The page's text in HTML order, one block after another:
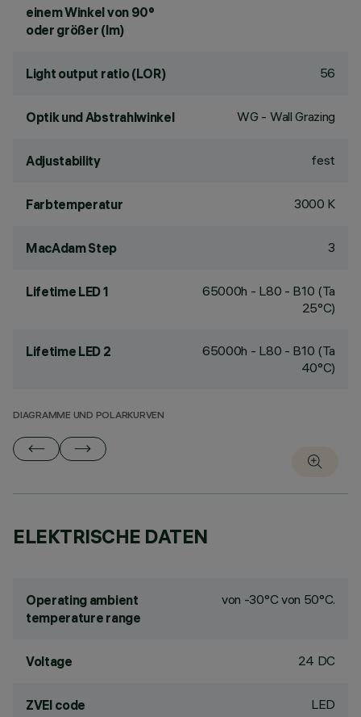
einem Winkel von 90°
oder größer (lm)
Light output ratio (LOR) 56
Optik und Abstrahlwinkel WG - Wall Grazing
Adjustability fest
Farbtemperatur 3000 K
MacAdam Step 3
Lifetime LED 1
65000h - L80 - B10 (Ta
25°C)
Lifetime LED 2
65000h - L80 - B10 (Ta
40°C)
DIAGRAMME UND POLARKURVEN
ELEKTRISCHE DATEN
Operating ambient
temperature range
von -30°C von 50°C.
Voltage 24 DC
ZVEI code LED